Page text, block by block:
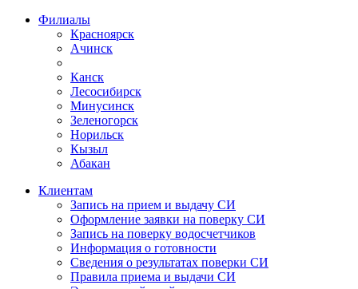
Филиалы
Красноярск
Ачинск
Канск
Лесосибирск
Минусинск
Зеленогорск
Норильск
Кызыл
Абакан
Клиентам
Запись на прием и выдачу СИ
Оформление заявки на поверку СИ
Запись на поверку водосчетчиков
Информация о готовности
Сведения о результатах поверки СИ
Правила приема и выдачи СИ